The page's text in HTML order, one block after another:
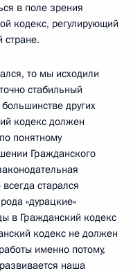
в поле зрения
кодекс, регулирующий
то мы исходили
стабильный
других
кодекс должен
понятному
Гражданского
старался
«дурацкие»
в Гражданский кодекс
кодекс не должен
именно потому,
наша